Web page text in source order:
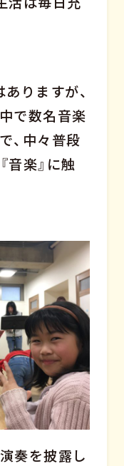
りますが、
で数名音楽
、中々普段
音楽』に触
奏を披露し